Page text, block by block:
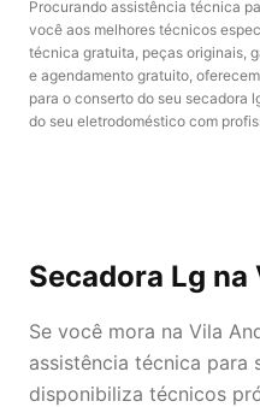
Procurando assistência técnica
você aos melhores técnicos
técnica gratuita, peças originais,
e agendamento gratuito,
para o conserto do seu secadora
do seu eletrodoméstico com
Secadora Lg na
Se você mora na Vila
assistência técnica para
disponibiliza técnicos